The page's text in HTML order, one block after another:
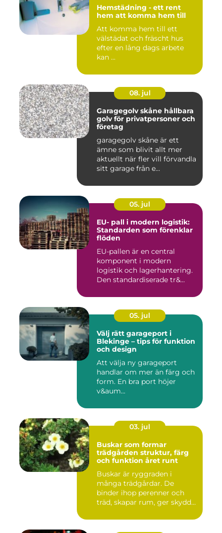
Hemstädning - ett rent
hem att komma hem till
Att komma hem till ett
välstädat och fräscht hus
efter en lång dags arbete
kan ...
08. jul
Garagegolv skåne hållbara
golv för privatpersoner och
företag
garagegolv skåne är ett
ämne som blivit allt mer
aktuellt när fler vill förvandla
sitt garage från e...
05. jul
EU- pall i modern logistik:
Standarden som förenklar
flöden
EU-pallen är en central
komponent i modern
logistik och lagerhantering.
Den standardiserade tr&...
05. jul
Välj rätt garageport i
Blekinge – tips för funktion
och design
Att välja ny garageport
handlar om mer än färg och
form. En bra port höjer
v&aum...
03. jul
Buskar som formar
trädgården struktur, färg
och funktion året runt
Buskar är ryggraden i
många trädgårdar. De
binder ihop perenner och
träd, skapar rum, ger skydd